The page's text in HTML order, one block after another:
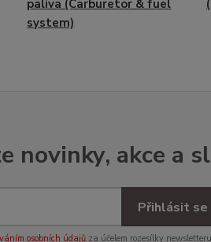
paliva (Carburetor & fuel
system)
novinky, akce a
Přihlásit se
osobních údajůza účelem rozesílky